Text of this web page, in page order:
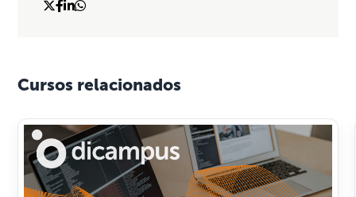
Cursos relacionados